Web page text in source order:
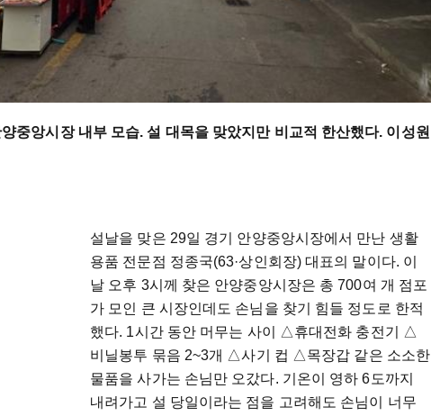
중앙시장 내부 모습. 설 대목을 맞았지만 비교적 한산했다. 이성원
설날을 맞은 29일 경기 안양중앙시장에서 만난 생활
용품 전문점 정종국(63·상인회장) 대표의 말이다. 이
날 오후 3시께 찾은 안양중앙시장은 총 700여 개 점포
가 모인 큰 시장인데도 손님을 찾기 힘들 정도로 한적
했다. 1시간 동안 머무는 사이 △휴대전화 충전기 △
비닐봉투 묶음 2~3개 △사기 컵 △목장갑 같은 소소한
물품을 사가는 손님만 오갔다. 기온이 영하 6도까지
내려가고 설 당일이라는 점을 고려해도 손님이 너무